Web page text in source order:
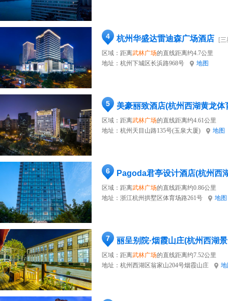
4 杭州华盛达雷迪森广场酒店
[
区域：距离武林广场的直线距离约4.7公里
地址： 杭州下城区长浜路968号 地图
5 美豪丽致酒店(杭州西湖黄龙体
区域：距离武林广场的直线距离约4.61公里
地址： 杭州天目山路135号(玉泉大厦) 地图
6 Pagoda君亭设计酒店(杭州西
区域：距离武林广场的直线距离约0.86公里
地址： 浙江杭州拱墅区体育场路261号 地图
7 丽呈别院·烟霞山庄(杭州西湖
区域：距离武林广场的直线距离约7.52公里
地址： 杭州西湖区翁家山204号烟霞山庄